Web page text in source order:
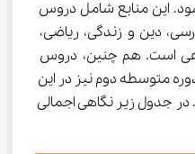
تیزهوشان طراحی می‌شود. این منابع شامل دروس
دین و زندگی، ریاضی،
است. هم چنین، دروس
در دوره متوسطه دوم نیز در این
ارزیابی قرار می‌گیرد. در جدول زیر نگاهی اجمالی